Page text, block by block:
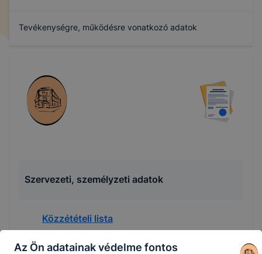
Tevékenységre, működésre vonatkozó adatok
Felvétel
Archívum
Szervezeti, személyzeti adatok
Közzétételi lista
Az Ön adatainak védelme fontos